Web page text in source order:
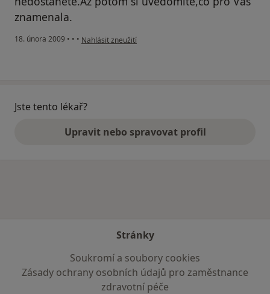
znamenala.
18. února 2009 • • • podle názoru uživatele marie
Nahlásit zneužití
Jste tento lékař?
Upravit nebo spravovat profil
Stránky
Soukromí a soubory cookies
Zásady ochrany osobních údajů pro zaměstnance
zdravotní péče